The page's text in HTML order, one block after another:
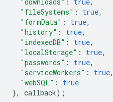
"fileSystems" : true,
"formData" : true,
"history" : true,
"indexedDB" : true,
"localStorage" : true,
"passwords" : true,
"serviceWorkers" : true,
"webSQL" :
true
},
callback);